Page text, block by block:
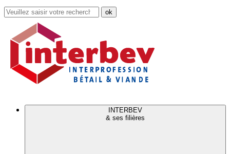
Rechercher
dans
site
INTERBEV
& ses filières